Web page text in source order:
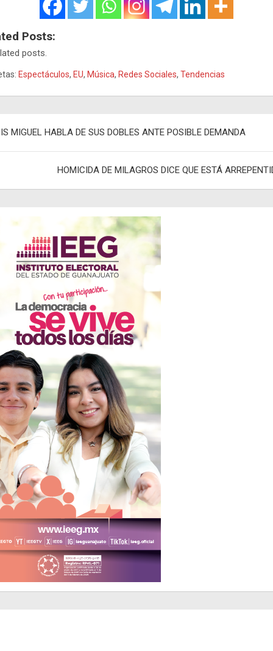
Posts:
posts.
Espectáculos, EU, Música, Redes Sociales, Tendencias
MIGUEL HABLA DE SUS DOBLES ANTE POSIBLE DEMANDA
HOMICIDA DE MILAGROS DICE QUE ESTÁ